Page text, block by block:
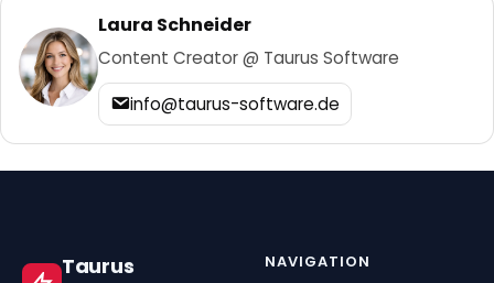
Laura Schneider
Content Creator @ Taurus Software
info@taurus-software.de
Taurus
NAVIGATION